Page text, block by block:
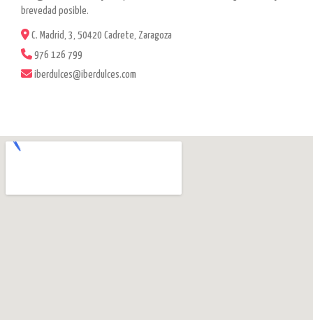
brevedad posible.
C. Madrid, 3, 50420 Cadrete, Zaragoza
976 126 799
iberdulces@iberdulces.com